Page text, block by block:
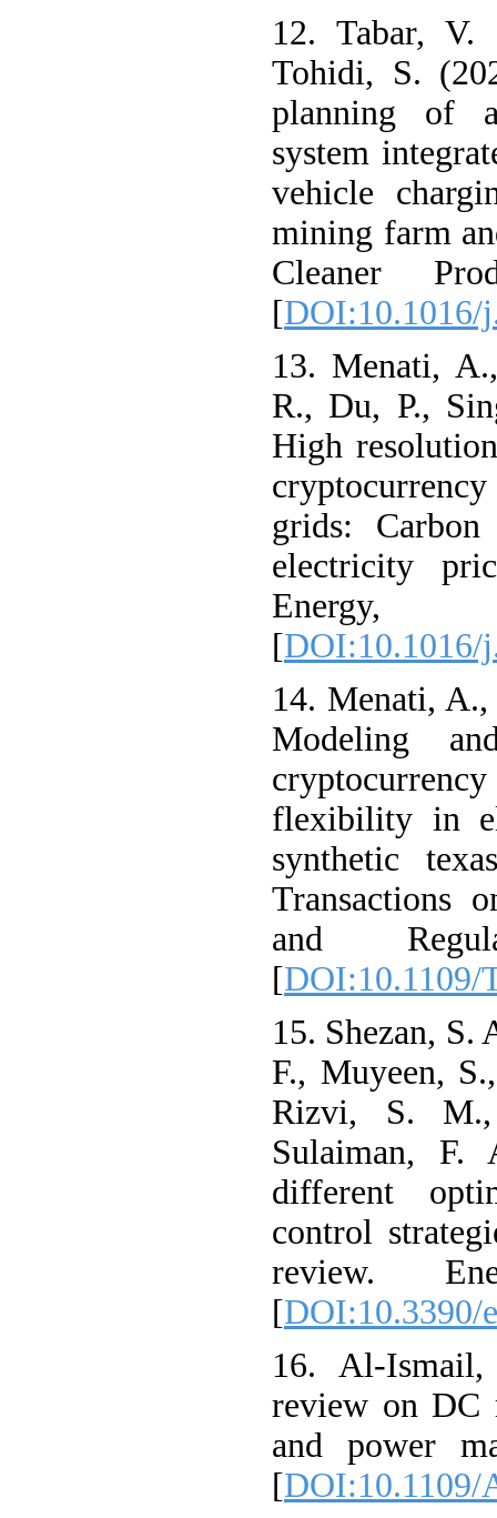
12. Tabar, V.
Tohidi, S.
planning of
system
vehicle
mining farm
Cleaner
[DOI:10.1016/
13. Menati,
R., Du, P.,
High
grids:
electricity
[DOI:10.1016/
14. Menati,
Modeling
flexibility in
synthetic
Transactions
and
[DOI:10.1109/
15. Shezan, S.
F., Muyeen,
Rizvi, S.
Sulaiman, F.
different
control
review.
[DOI:10.3390/
16. Al-
review on DC
and power
[DOI:10.1109/